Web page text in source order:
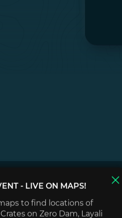
Un ecosistema único de
servicios y aplicaciones para
Delta Force: Hawk Ops.
- LIVE ON MAPS!
to find locations of
on Zero Dam, Layali